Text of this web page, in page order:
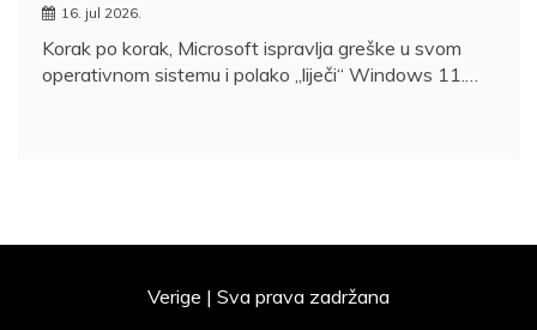
16. jul 2026.
Korak po korak, Microsoft ispravlja greške u svom
operativnom sistemu i polako „liječi“ Windows 11.…
Verige | Sva prava zadržana